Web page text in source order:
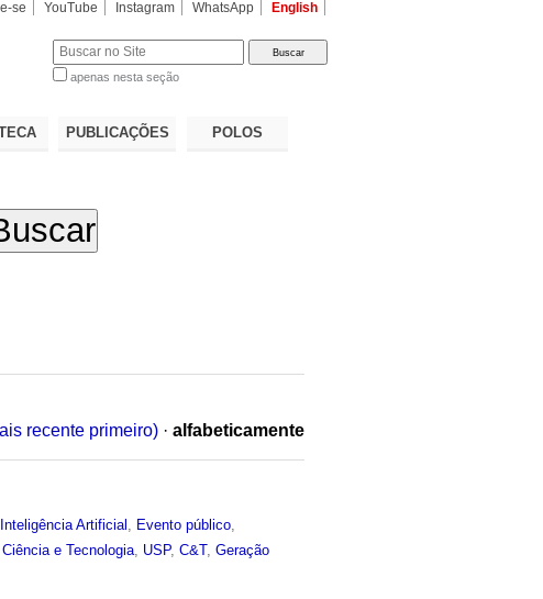
se YouTube Instagram WhatsApp English
apenas nesta seção
PUBLICAÇÕES POLOS
recente primeiro) · alfabeticamente
Inteligência Artificial Evento público
,Ciência e Tecnologia USP,C&T,Geração